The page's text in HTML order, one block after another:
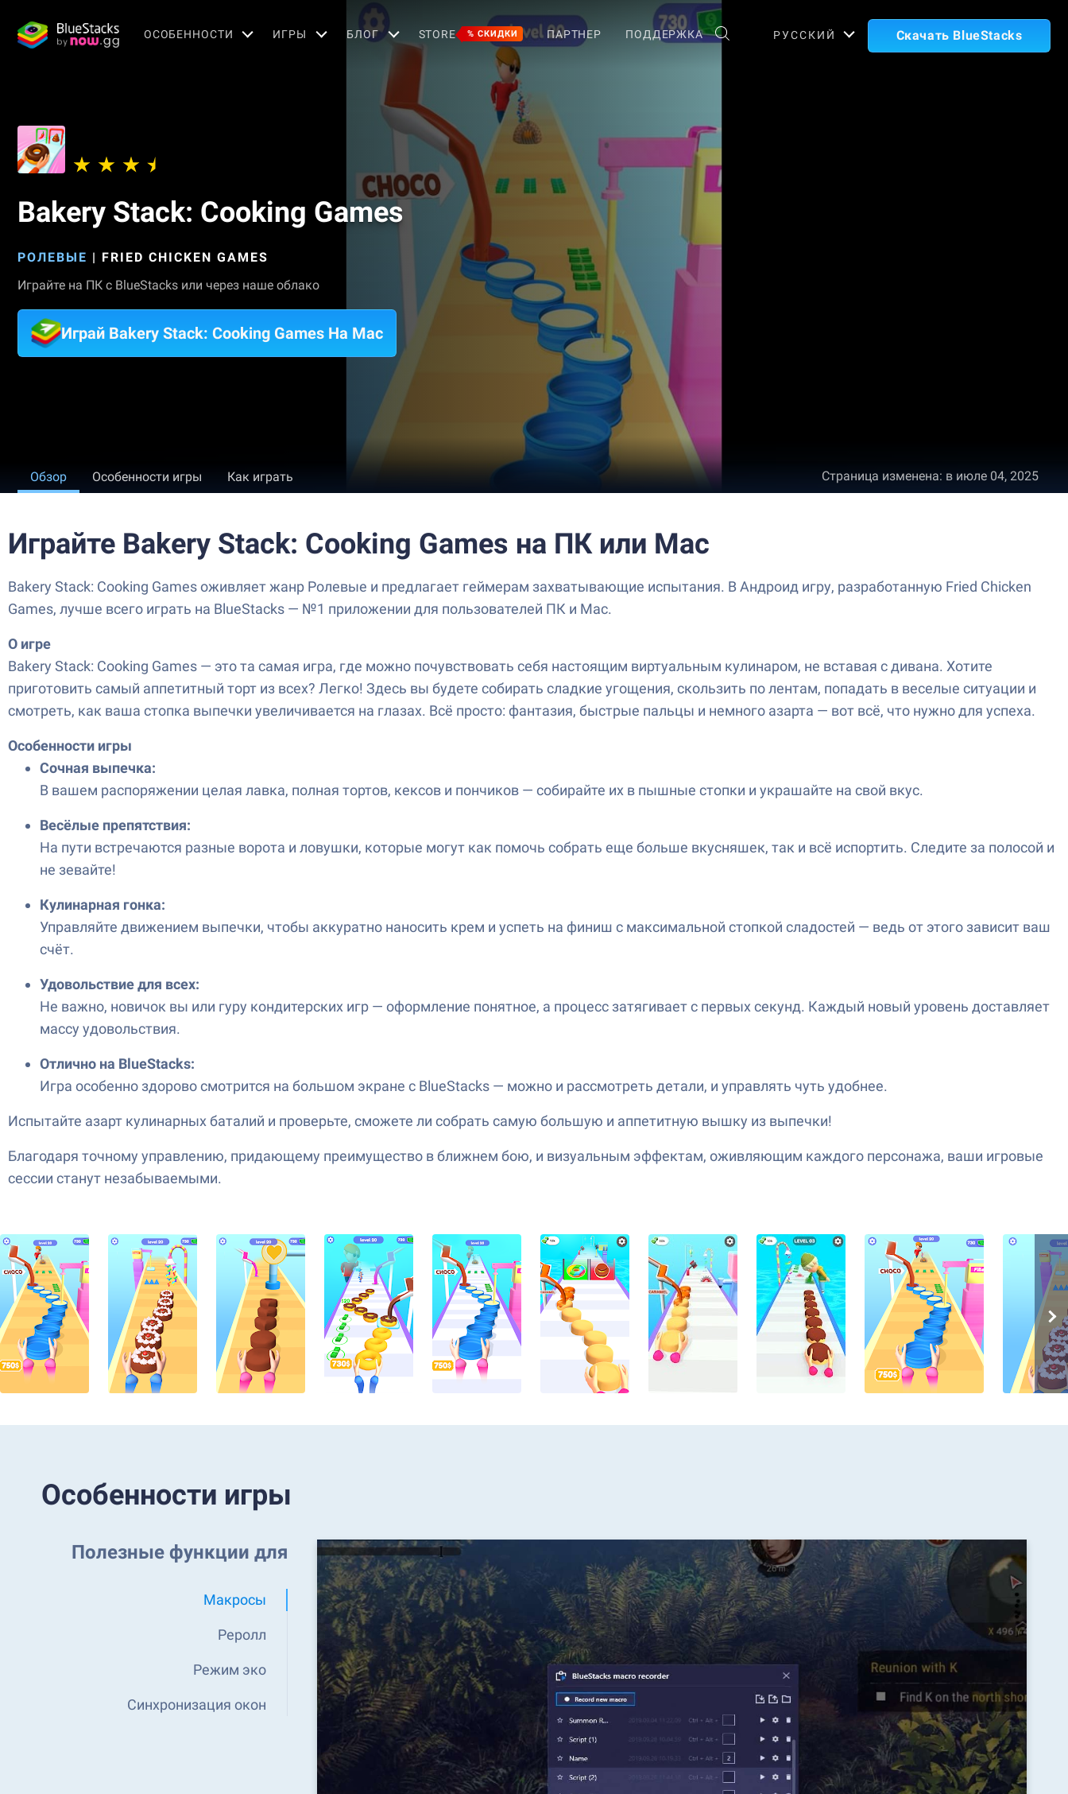
OСОБЕННОСТИ ИГРЫ БЛОГ STORE % СКИДКИ ПАРТНЕР ПОДДЕРЖКА РУССКИЙ Скачать BlueStacks
Bakery Stack: Cooking Games
РОЛЕВЫЕ | FRIED CHICKEN GAMES
Играйте на ПК с BlueStacks или через наше облако
Играй Bakery Stack: Cooking Games На Mac
Обзор Особенности игры Как играть Страница изменена: в июле 04, 2025
Играйте Bakery Stack: Cooking Games на ПК или Mac
Bakery Stack: Cooking Games оживляет жанр Ролевые и предлагает геймерам захватывающие испытания. В Андроид игру, разработанную Fried Chicken
Games, лучше всего играть на BlueStacks — №1 приложении для пользователей ПК и Mac.
О игре
Bakery Stack: Cooking Games — это та самая игра, где можно почувствовать себя настоящим виртуальным кулинаром, не вставая с дивана. Хотите
приготовить самый аппетитный торт из всех? Легко! Здесь вы будете собирать сладкие угощения, скользить по лентам, попадать в веселые ситуации и
смотреть, как ваша стопка выпечки увеличивается на глазах. Всё просто: фантазия, быстрые пальцы и немного азарта — вот всё, что нужно для успеха.
Особенности игры
Сочная выпечка:
В вашем распоряжении целая лавка, полная тортов, кексов и пончиков — собирайте их в пышные стопки и украшайте на свой вкус.
Весёлые препятствия:
На пути встречаются разные ворота и ловушки, которые могут как помочь собрать еще больше вкусняшек, так и всё испортить. Следите за полосой и
не зевайте!
Кулинарная гонка:
Управляйте движением выпечки, чтобы аккуратно наносить крем и успеть на финиш с максимальной стопкой сладостей — ведь от этого зависит ваш
счёт.
Удовольствие для всех:
Не важно, новичок вы или гуру кондитерских игр — оформление понятное, а процесс затягивает с первых секунд. Каждый новый уровень доставляет
массу удовольствия.
Отлично на BlueStacks:
Игра особенно здорово смотрится на большом экране с BlueStacks — можно и рассмотреть детали, и управлять чуть удобнее.
Испытайте азарт кулинарных баталий и проверьте, сможете ли собрать самую большую и аппетитную вышку из выпечки!
Благодаря точному управлению, придающему преимущество в ближнем бою, и визуальным эффектам, оживляющим каждого персонажа, ваши игровые
сессии станут незабываемыми.
Особенности игры
Полезные функции для
Макросы
Реролл
Режим эко
Синхронизация окон